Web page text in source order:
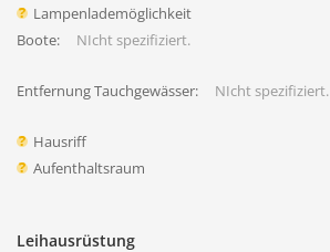
Lampenlademöglichkeit
Boote:
NIcht spezifiziert.
Entfernung Tauchgewässer: NIcht spezifiziert.
Hausriff
Aufenthaltsraum
Leihausrüstung